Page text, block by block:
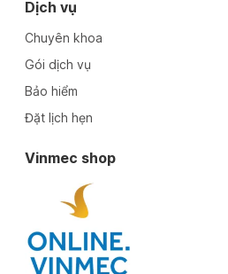
Dịch vụ
Chuyên khoa
Gói dịch vụ
Bảo hiểm
Đặt lịch hẹn
Vinmec shop